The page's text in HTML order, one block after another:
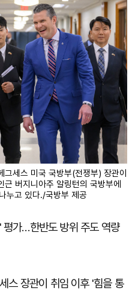
세스 미국 국방부(전쟁부) 장관이
버지니아주 알링턴의 국방부에
누고 있다./국방부 제공
가…한반도 방위 주도 역량
스 장관이 취임 이후 '힘을 통